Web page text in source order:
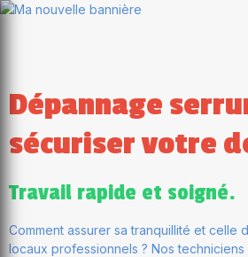
Dépannage
sécuriser votre
Travail rapide et soigné.
Comment assurer sa tranquillité et celle
locaux professionnels ? Nos